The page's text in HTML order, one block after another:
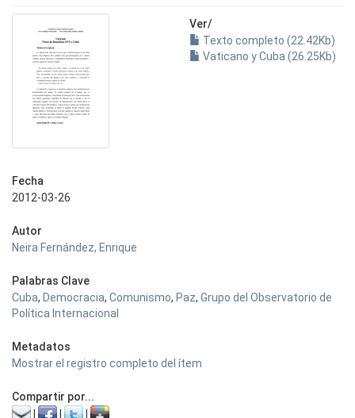
Ver/
Texto completo (22.42Kb)
Vaticano y Cuba (26.25Kb)
Fecha
2012-03-26
Autor
Neira Fernández, Enrique
Palabras Clave
Cuba, Democracia, Comunismo, Paz, Grupo del Observatorio de
Política Internacional
Metadatos
Mostrar el registro completo del ítem
Compartir por...